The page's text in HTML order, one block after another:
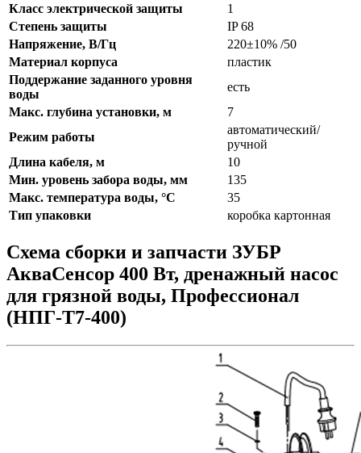
Класс электрической защиты
1
Степень защиты
IP 68
Напряжение, В/Гц
220±10% /50
Материал корпуса
пластик
Поддержание заданного уровня
воды
есть
Макс. глубина установки, м
7
Режим работы
автоматический/
ручной
Длина кабеля, м
10
Мин. уровень забора воды, мм
135
Макс. температура воды, °C
35
Тип упаковки
коробка картонная
Схема сборки и запчасти ЗУБР
АкваСенсор 400 Вт, дренажный насос
для грязной воды, Профессионал
(НПГ-Т7-400)